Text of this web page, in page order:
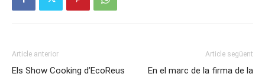
Article anterior
Els Show Cooking d’EcoReus
Article següent
En el marc de la firma de la